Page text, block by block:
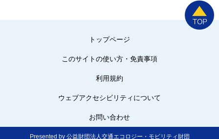
トップページ
このサイトの使い方・免責事項
利用規約
ウェブアクセシビリティについて
お問い合わせ
Presented by 公益財団法人交通エコロジー・モビリティ財団